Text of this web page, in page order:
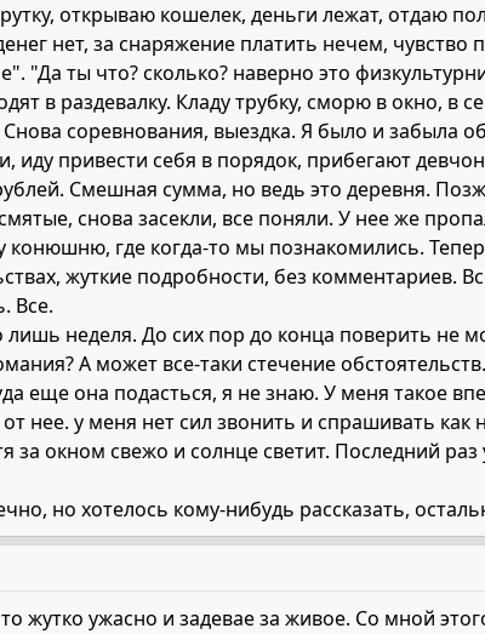
открываю кошелек, деньги лежат, отдаю
нет, за снаряжение платить нечем,
"Да ты что? сколько? наверно это
в раздевалку. Кладу трубку, сморю в окно, в
соревнования, выездка. Я было и забыла
иду привести себя в порядок, прибегают
Смешная сумма, но ведь это деревня.
снова засекли, все поняли. У нее же
конюшню, где когда-то мы познакомились.
жуткие подробности, без комментариев.
Все.
неделя. До сих пор до конца поверить не
А может все-таки стечение
еще она подасться, я не знаю. У меня такое
нее. у меня нет сил звонить и спрашивать
за окном свежо и солнце светит. Последний
но хотелось кому-нибудь рассказать,
жутко ужасно и задевае за живое. Со мной